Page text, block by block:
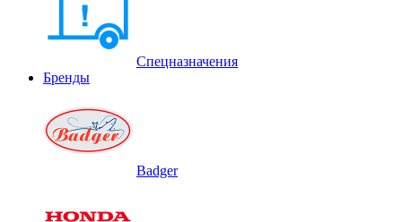
Спецназначения
Бренды
Badger